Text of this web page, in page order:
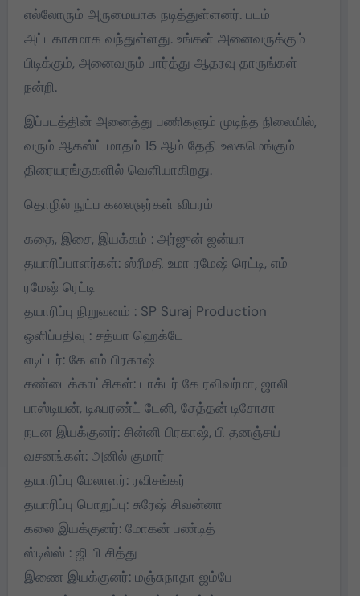
எல்லோரும் அருமையாக நடித்துள்ளனர். படம்
அட்டகாசமாக வந்துள்ளது. உங்கள் அனைவருக்கும்
பிடிக்கும், அனைவரும் பார்த்து ஆதரவு தாருங்கள்
நன்றி.
இப்படத்தின் அனைத்து பணிகளும் முடிந்த நிலையில்,
வரும் ஆகஸ்ட் மாதம் 15 ஆம் தேதி உலகமெங்கும்
திரையரங்குகளில் வெளியாகிறது.
தொழில் நுட்ப கலைஞர்கள் விபரம்
கதை, இசை, இயக்கம் : அர்ஜுன் ஜன்யா
தயாரிப்பாளர்கள்: ஸ்ரீமதி உமா ரமேஷ் ரெட்டி, எம்
ரமேஷ் ரெட்டி
தயாரிப்பு நிறுவனம் : SP Suraj Production
ஒளிப்பதிவு : சத்யா ஹெக்டே
எடிட்டர்: கே எம் பிரகாஷ்
சண்டைக்காட்சிகள்: டாக்டர் கே ரவிவர்மா, ஜாலி
பாஸ்டியன், டிஃபரண்ட் டேனி, சேத்தன் டிசோசா
நடன இயக்குனர்: சின்னி பிரகாஷ், பி தனஞ்சய்
வசனங்கள்: அனில் குமார்
தயாரிப்பு மேலாளர்: ரவிசங்கர்
தயாரிப்பு பொறுப்பு: சுரேஷ் சிவன்னா
கலை இயக்குனர்: மோகன் பண்டித்
ஸ்டில்ஸ் : ஜி பி சித்து
இணை இயக்குனர்: மஞ்சுநாதா ஜம்பே